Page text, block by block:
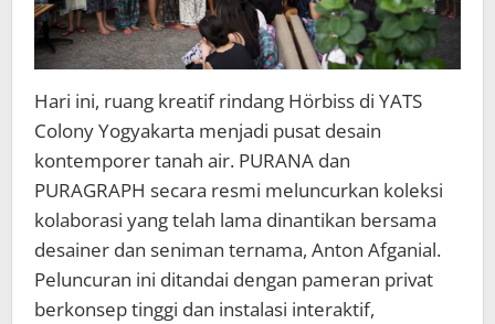
Hari ini, ruang kreatif rindang Hörbiss di YATS
Colony Yogyakarta menjadi pusat desain
kontemporer tanah air. PURANA dan
PURAGRAPH secara resmi meluncurkan koleksi
kolaborasi yang telah lama dinantikan bersama
desainer dan seniman ternama, Anton Afganial.
Peluncuran ini ditandai dengan pameran privat
berkonsep tinggi dan instalasi interaktif,